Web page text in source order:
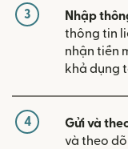
3 Nhập
thông tin
nhận tiền
khả dụng
4 Gửi và
và theo